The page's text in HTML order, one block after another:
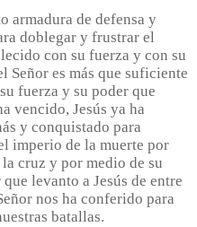
armadura de defensa y
doblegar y frustrar el
con su fuerza y con su
Señor es más que suficiente
fuerza y su poder que
vencido, Jesús ya ha
y conquistado para
imperio de la muerte por
cruz y por medio de su
levanto a Jesús de entre
nos ha conferido para
batallas.